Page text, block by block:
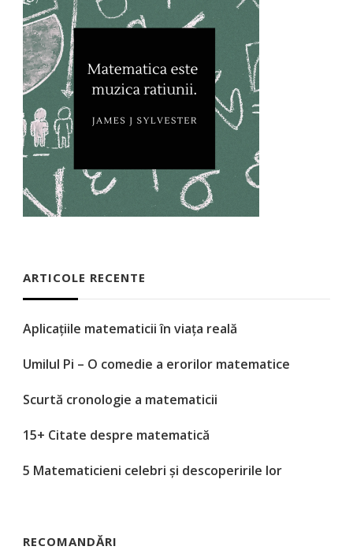
ARTICOLE RECENTE
Aplicațiile matematicii în viața reală
Umilul Pi – O comedie a erorilor matematice
Scurtă cronologie a matematicii
15+ Citate despre matematică
5 Matematicieni celebri și descoperirile lor
RECOMANDĂRI